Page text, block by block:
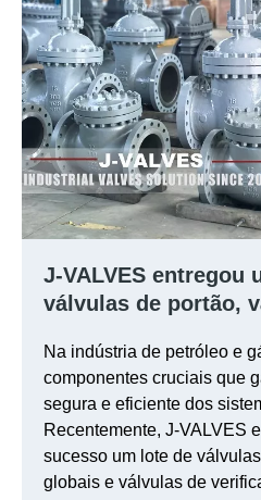
J-VALVES entregou
válvulas de portão,
gasodutos com
Na indústria de petróleo e
componentes cruciais que
segura e eficiente dos
Recentemente, J-VALVES
sucesso um lote de
globais e válvulas de